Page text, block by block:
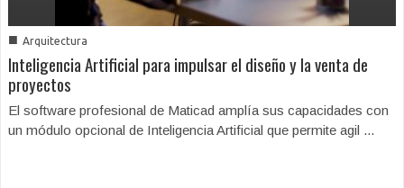
■ Arquitectura
Inteligencia Artificial para impulsar el diseño y la venta de
proyectos
El software profesional de Maticad amplía sus capacidades con
un módulo opcional de Inteligencia Artificial que permite agil ...